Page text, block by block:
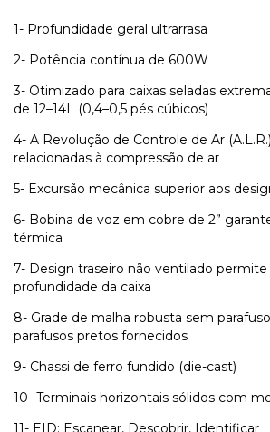
1- Profundidade geral ultrarrasa
2- Potência contínua de 600W
3- Otimizado para caixas seladas
de 12–14L (0,4–0,5 pés cúbicos)
4- A Revolução de Controle de Ar
relacionadas à compressão de ar
5- Excursão mecânica superior aos
6- Bobina de voz em cobre de 2”
térmica
7- Design traseiro não ventilado
profundidade da caixa
8- Grade de malha robusta sem
parafusos pretos fornecidos
9- Chassi de ferro fundido (die-cast)
10- Terminais horizontais sólidos com
11- EID: Escanear, Descobrir, Identificar